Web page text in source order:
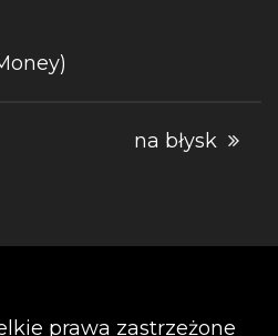
na błysk
prawa zastrzeżone